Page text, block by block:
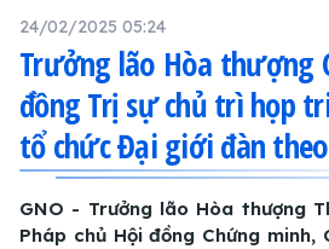
24/02/2025 05:24
Trưởng lão Hòa thượng
đồng Trị sự chủ trì họp
tổ chức Đại giới đàn
GNO - Trưởng lão Hòa thượng
Pháp chủ Hội đồng Chứng minh,